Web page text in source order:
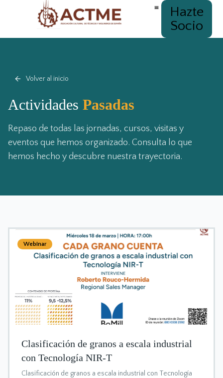
Hazte
Socio
Volver al inicio
Actividades Pasadas
Repaso de todas las jornadas, cursos, visitas y
eventos que hemos organizado. Consulta lo que
hemos hecho y descubre nuestra trayectoria.
Webinar
Clasificación de granos a escala industrial
con Tecnología NIR-T
Clasificación de granos a escala industrial con Tecnología